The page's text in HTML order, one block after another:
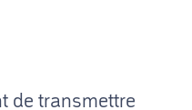
de transmettre